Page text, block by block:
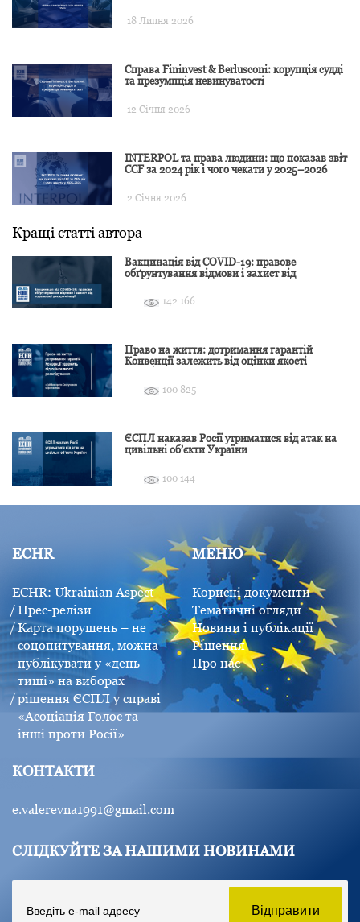
18 Липня 2026
Справа Fininvest & Berlusconi: корупція судді
та презумпція невинуватості
12 Січня 2026
INTERPOL та права людини: що показав звіт
CCF за 2024 рік і чого чекати у 2025–2026
2 Січня 2026
Кращі статті автора
Вакцинація від COVID-19: правове
обґрунтування відмови і захист від
142 166
Право на життя: дотримання гарантій
Конвенції залежить від оцінки якості
100 825
ЄСПЛ наказав Росії утриматися від атак на
цивільні об’єкти України
100 144
ECHR
ECHR: Ukrainian Aspect
Прес-релізи
Карта порушень – не
соцопитування, можна
публікувати у «день
тиші» на виборах
рішення ЄСПЛ у справі
«Асоціація Голос та
інші проти Росії»
МЕНЮ
Корисні документи
Тематичні огляди
Новини і публікації
Рішення
Про нас
КОНТАКТИ
e.valerevna1991@gmail.com
СЛІДКУЙТЕ ЗА НАШИМИ НОВИНАМИ